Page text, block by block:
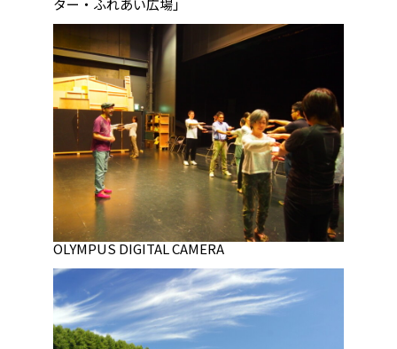
ター・ふれあい広場」
OLYMPUS DIGITAL CAMERA